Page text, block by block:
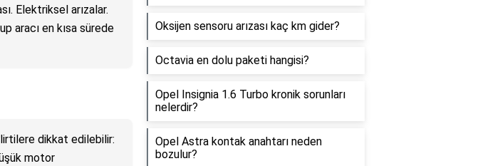
Elektriksel arızalar.
aracı en kısa sürede
dikkat edilebilir:
motor
Oksijen sensoru arızası kaç km gider?
Octavia en dolu paketi hangisi?
Opel Insignia 1.6 Turbo kronik sorunları
nelerdir?
Opel Astra kontak anahtarı neden
bozulur?